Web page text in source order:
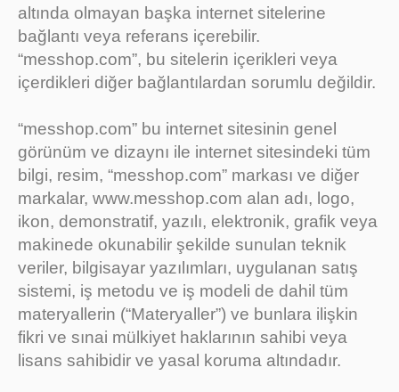
altında olmayan başka internet sitelerine
bağlantı veya referans içerebilir.
“messhop.com”, bu sitelerin içerikleri veya
içerdikleri diğer bağlantılardan sorumlu değildir.
“messhop.com” bu internet sitesinin genel
görünüm ve dizaynı ile internet sitesindeki tüm
bilgi, resim, “messhop.com” markası ve diğer
markalar, www.messhop.com alan adı, logo,
ikon, demonstratif, yazılı, elektronik, grafik veya
makinede okunabilir şekilde sunulan teknik
veriler, bilgisayar yazılımları, uygulanan satış
sistemi, iş metodu ve iş modeli de dahil tüm
materyallerin (“Materyaller”) ve bunlara ilişkin
fikri ve sınai mülkiyet haklarının sahibi veya
lisans sahibidir ve yasal koruma altındadır.